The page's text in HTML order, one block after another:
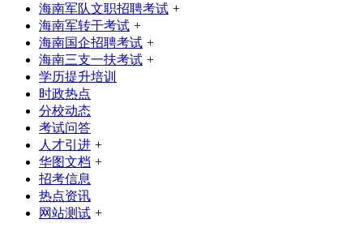
海南军队文职招聘考试 +
海南军转干考试 +
海南国企招聘考试 +
海南三支一扶考试 +
学历提升培训
时政热点
分校动态
考试问答
人才引进 +
华图文档 +
招考信息
热点资讯
网站测试 +